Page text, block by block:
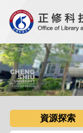
到
主
要
內
容
區
資源探索